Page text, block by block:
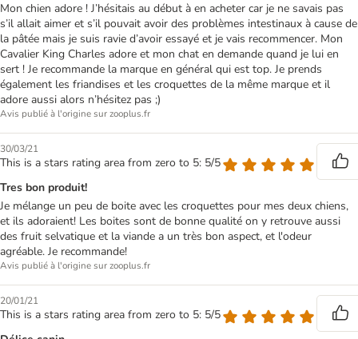
Mon chien adore ! J’hésitais au début à en acheter car je ne savais pas
s’il allait aimer et s’il pouvait avoir des problèmes intestinaux à cause de
la pâtée mais je suis ravie d’avoir essayé et je vais recommencer. Mon
Cavalier King Charles adore et mon chat en demande quand je lui en
sert ! Je recommande la marque en général qui est top. Je prends
également les friandises et les croquettes de la même marque et il
adore aussi alors n’hésitez pas ;)
Avis publié à l'origine sur zooplus.fr
30/03/21
This is a stars rating area from zero to 5: 5/5
Tres bon produit!
Je mélange un peu de boite avec les croquettes pour mes deux chiens,
et ils adoraient! Les boites sont de bonne qualité on y retrouve aussi
des fruit selvatique et la viande a un très bon aspect, et l'odeur
agréable. Je recommande!
Avis publié à l'origine sur zooplus.fr
20/01/21
This is a stars rating area from zero to 5: 5/5